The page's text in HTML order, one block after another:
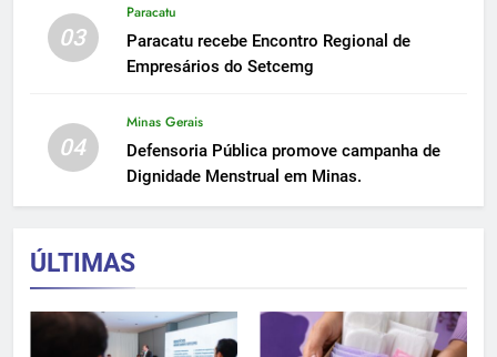
03
Paracatu
Paracatu recebe Encontro Regional de
Empresários do Setcemg
04
Minas Gerais
Defensoria Pública promove campanha de
Dignidade Menstrual em Minas.
ÚLTIMAS